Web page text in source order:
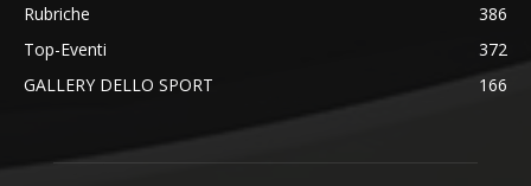
Rubriche
386
Top-Eventi
372
GALLERY DELLO SPORT
166